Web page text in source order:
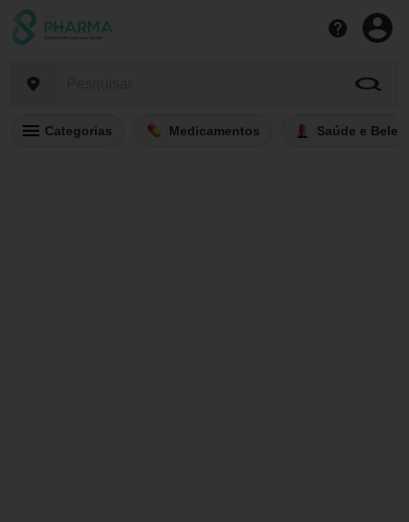
Categorias Medicamentos Saúde e